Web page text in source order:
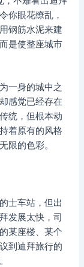
你眼花缭乱，
钢筋水泥来建
是使整座城市
一身的城中之
感觉已经存在
统，但根本动
着原有的风格
限的色彩。
士车站，但出
发展太快，司
某座楼、某个
到迪拜旅行的